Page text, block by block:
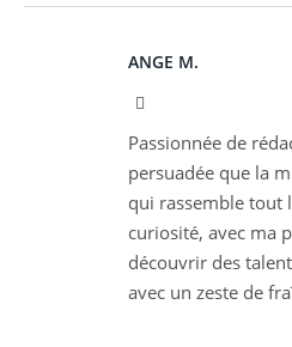
ANGE M.
Passionnée de
persuadée que la
qui rassemble tout
curiosité, avec ma
découvrir des
avec un zeste de